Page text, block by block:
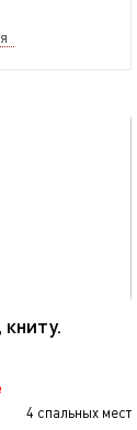
4 спальных мест